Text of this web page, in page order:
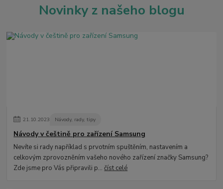
Novinky z našeho blogu
21.10.2023 Návody, rady, tipy
Návody v češtině pro zařízení Samsung
Nevíte si rady například s prvotním spuštěním, nastavením a
celkovým zprovozněním vašeho nového zařízení značky Samsung?
Zde jsme pro Vás připravili p...číst celé